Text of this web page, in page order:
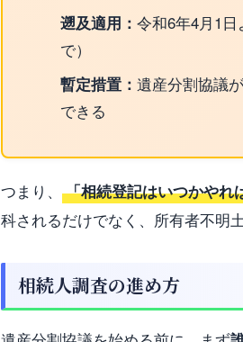
遡及適用： 令和6年4月1
で）
暫定措置： 遺産分割協議
できる
つまり、 「相続登記はいつかやれ
科されるだけでなく、所有者不明
相続人調査の進め方